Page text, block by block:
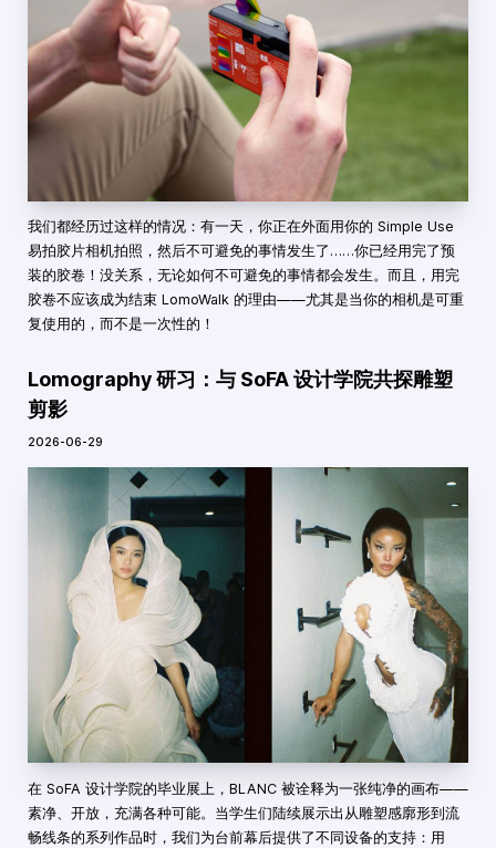
我们都经历过这样的情况：有一天，你正在外面用你的 Simple Use
易拍胶片相机拍照，然后不可避免的事情发生了……你已经用完了预
装的胶卷！没关系，无论如何不可避免的事情都会发生。而且，用完
胶卷不应该成为结束 LomoWalk 的理由——尤其是当你的相机是可重
复使用的，而不是一次性的！
Lomography 研习：与 SoFA 设计学院共探雕塑
剪影
2026-06-29
在 SoFA 设计学院的毕业展上，BLANC 被诠释为一张纯净的画布——
素净、开放，充满各种可能。当学生们陆续展示出从雕塑感廓形到流
畅线条的系列作品时，我们为台前幕后提供了不同设备的支持：用